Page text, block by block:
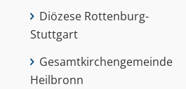
Diözese Rottenburg-
Stuttgart
Gesamtkirchengemeinde
Heilbronn